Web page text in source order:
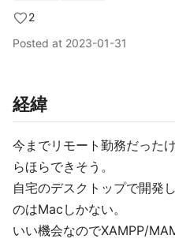
2
Posted at 2023-01-31
経緯
今までリモート勤務だった
らほらできそう。
自宅のデスクトップで開発
のはMacしかない。
いい機会なのでXAMPP/